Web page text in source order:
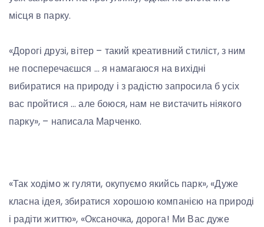
місця в парку.
«Дорогі друзі, вітер – такий креативний стиліст, з ним
не посперечаєшся … я намагаюся на вихідні
вибиратися на природу і з радістю запросила б усіх
вас пройтися … але боюся, нам не вистачить ніякого
парку», – написала Марченко.
«Так ходімо ж гуляти, окупуємо якийсь парк», «Дуже
класна ідея, збиратися хорошою компанією на природі
і радіти життю», «Оксаночка, дорога! Ми Вас дуже